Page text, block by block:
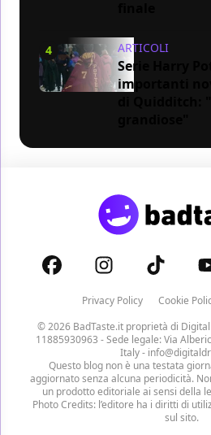
4 ARTICOLI
Serie Harry
importanti
Privacy Policy Cookie
© 2026 BadTaste.it proprietà di
11885930963 - Sede legale: Via
Italy -
Questo blog non è una testata
aggiornato senza alcuna periodicità.
un prodotto editoriale ai sensi della
Photo Credits: l’editore ha i diritti di
sul sito.